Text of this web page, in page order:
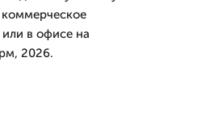
коммерческое
в офисе на
2026.